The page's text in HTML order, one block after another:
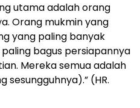
utama adalah orang
Orang mukmin yang
yang paling banyak
bagus persiapannya
Mereka semua adalah
(HR.